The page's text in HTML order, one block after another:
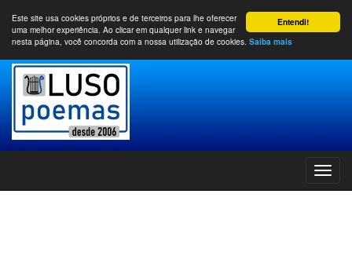
Entendi!
Este site usa cookies próprios e de terceiros para lhe oferecer
uma melhor experiência. Ao clicar em qualquer link e navegar
nesta página, você concorda com a nossa utilização de cookies. Saiba mais